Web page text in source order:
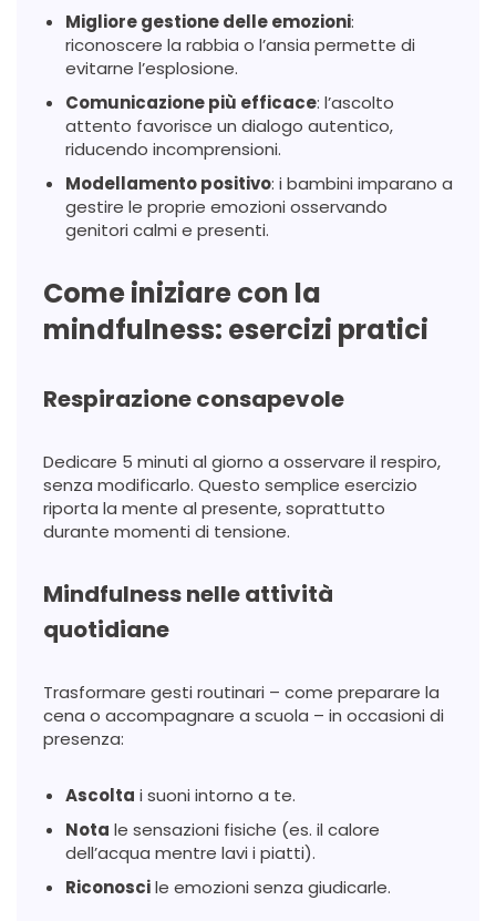
Migliore gestione delle emozioni:
riconoscere la rabbia o l’ansia permette di
evitarne l’esplosione.
Comunicazione più efficace: l’ascolto
attento favorisce un dialogo autentico,
riducendo incomprensioni.
Modellamento positivo: i bambini imparano a
gestire le proprie emozioni osservando
genitori calmi e presenti.
Come iniziare con la
mindfulness: esercizi pratici
Respirazione consapevole
Dedicare 5 minuti al giorno a osservare il respiro,
senza modificarlo. Questo semplice esercizio
riporta la mente al presente, soprattutto
durante momenti di tensione.
Mindfulness nelle attività
quotidiane
Trasformare gesti routinari – come preparare la
cena o accompagnare a scuola – in occasioni di
presenza:
Ascolta i suoni intorno a te.
Nota le sensazioni fisiche (es. il calore
dell’acqua mentre lavi i piatti).
Riconoscile emozioni senza giudicarle.